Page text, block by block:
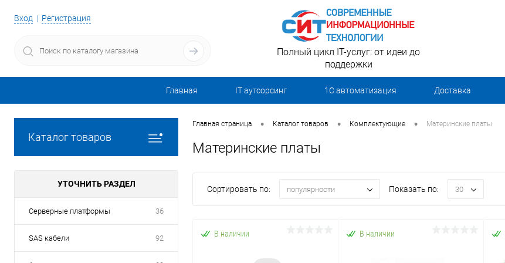
Вход Регистрация
Полный цикл IT-услуг: от идеи до
поддержки
Главная IT аутсорсинг 1С автоматизация Доставка
Каталог товаров
УТОЧНИТЬ РАЗДЕЛ
Серверные платформы 36
SAS кабели 92
Главная страница • Каталог товаров • Комплектующие • Материнские платы
Материнские платы
Сортировать по: популярности Показать по: 30
В наличии В наличии